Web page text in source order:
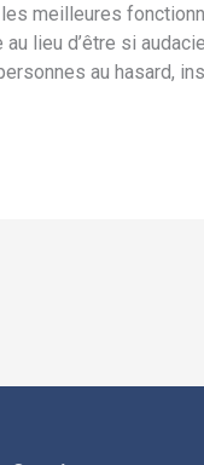
meilleures
lieu d’être si
au hasard,